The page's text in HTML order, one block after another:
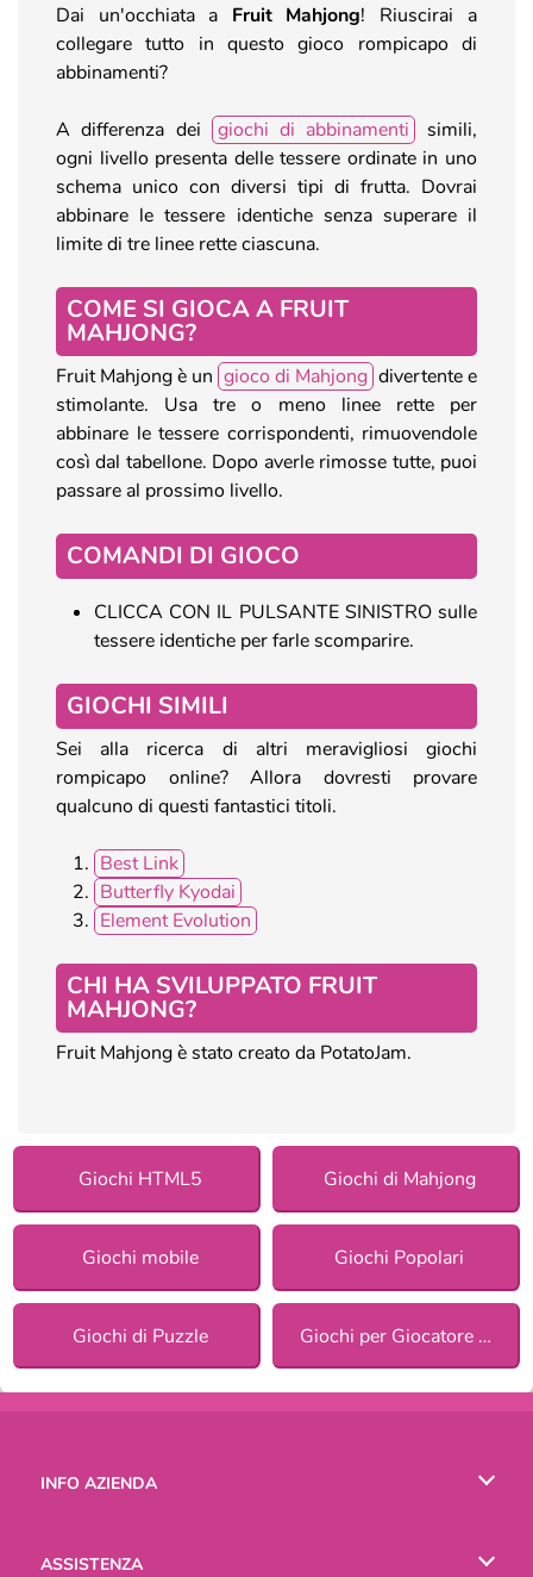
Dai un'occhiata a Fruit Mahjong! Riuscirai a
collegare tutto in questo gioco rompicapo di
abbinamenti?
A differenza dei giochi di abbinamenti
simili,
ogni livello presenta delle tessere ordinate in uno
schema unico con diversi tipi di frutta. Dovrai
abbinare le tessere identiche senza superare il
limite di tre linee rette ciascuna.
COME SI GIOCA A FRUIT
MAHJONG?
Fruit Mahjong è un gioco di Mahjong divertente e
stimolante. Usa tre o meno linee rette per
abbinare le tessere corrispondenti, rimuovendole
così dal tabellone. Dopo averle rimosse tutte, puoi
passare al prossimo livello.
COMANDI DI GIOCO
CLICCA CON IL PULSANTE SINISTRO sulle
tessere identiche per farle scomparire.
GIOCHI SIMILI
Sei alla ricerca di altri meravigliosi giochi
rompicapo online? Allora dovresti provare
qualcuno di questi fantastici titoli.
Best Link
Butterfly Kyodai
Element Evolution
CHI HA SVILUPPATO FRUIT
MAHJONG?
Fruit Mahjong è stato creato da PotatoJam.
Giochi HTML5 Giochi di Mahjong
Giochi mobile Giochi Popolari
Giochi di Puzzle Giochi per Giocatore Singolo
INFO AZIENDA
ASSISTENZA